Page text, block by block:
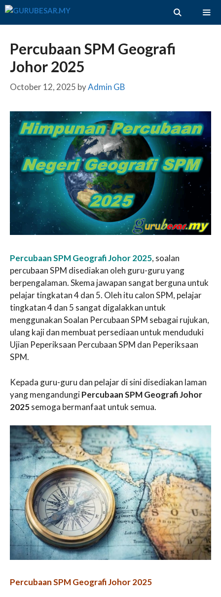
Skip
Percubaan SPM Geografi
Johor 2025
October 12, 2025 byAdmin GB
Percubaan SPM Geografi Johor 2025, soalan
percubaan SPM disediakan oleh guru-guru yang
berpengalaman. Skema jawapan sangat berguna untuk
pelajar tingkatan 4 dan 5. Oleh itu calon SPM, pelajar
tingkatan 4 dan 5 sangat digalakkan untuk
menggunakan Soalan Percubaan SPM sebagai rujukan,
ulang kaji dan membuat persediaan untuk menduduki
Ujian Peperiksaan Percubaan SPM dan Peperiksaan
SPM.
Kepada guru-guru dan pelajar di sini disediakan laman
yang mengandungiPercubaan SPM Geografi Johor
2025semoga bermanfaat untuk semua.
Percubaan SPM Geografi Johor 2025